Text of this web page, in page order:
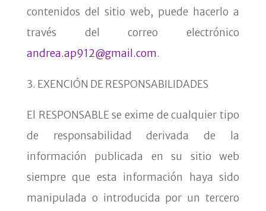
contenidos del sitio web, puede hacerlo a
través del correo electrónico
andrea.ap912@gmail.com.
3. EXENCIÓN DE RESPONSABILIDADES
El RESPONSABLE se exime de cualquier tipo
de responsabilidad derivada de la
información publicada en su sitio web
siempre que esta información haya sido
manipulada o introducida por un tercero